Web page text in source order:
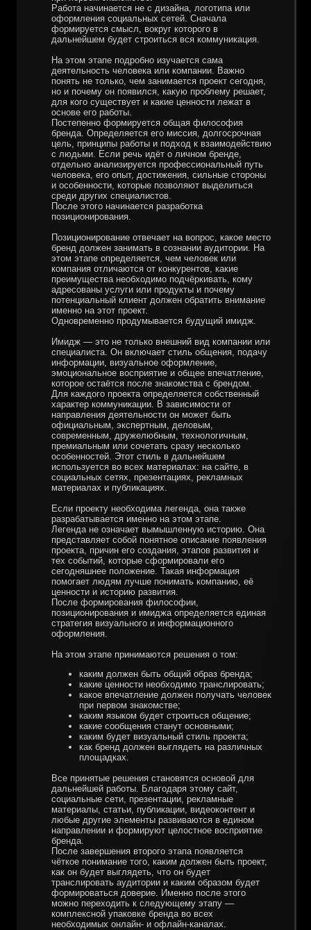
Работа начинается не с дизайна, логотипа или
оформления социальных сетей. Сначала
формируется смысл, вокруг которого в
дальнейшем будет строиться вся коммуникация.
На этом этапе подробно изучается сама
деятельность человека или компании. Важно
понять не только, чем занимается проект сегодня,
но и почему он появился, какую проблему решает,
для кого существует и какие ценности лежат в
основе его работы.
Постепенно формируется общая философия
бренда. Определяется его миссия, долгосрочная
цель, принципы работы и подход к взаимодействию
с людьми. Если речь идёт о личном бренде,
отдельно анализируется профессиональный путь
человека, его опыт, достижения, сильные стороны
и особенности, которые позволяют выделиться
среди других специалистов.
После этого начинается разработка
позиционирования.
Позиционирование отвечает на вопрос, какое место
бренд должен занимать в сознании аудитории. На
этом этапе определяется, чем человек или
компания отличаются от конкурентов, какие
преимущества необходимо подчёркивать, кому
адресованы услуги или продукты и почему
потенциальный клиент должен обратить внимание
именно на этот проект.
Одновременно продумывается будущий имидж.
Имидж — это не только внешний вид компании или
специалиста. Он включает стиль общения, подачу
информации, визуальное оформление,
эмоциональное восприятие и общее впечатление,
которое остаётся после знакомства с брендом.
Для каждого проекта определяется собственный
характер коммуникации. В зависимости от
направления деятельности он может быть
официальным, экспертным, деловым,
современным, дружелюбным, технологичным,
премиальным или сочетать сразу несколько
особенностей. Этот стиль в дальнейшем
используется во всех материалах: на сайте, в
социальных сетях, презентациях, рекламных
материалах и публикациях.
Если проекту необходима легенда, она также
разрабатывается именно на этом этапе.
Легенда не означает вымышленную историю. Она
представляет собой понятное описание появления
проекта, причин его создания, этапов развития и
тех событий, которые сформировали его
сегодняшнее положение. Такая информация
помогает людям лучше понимать компанию, её
ценности и историю развития.
После формирования философии,
позиционирования и имиджа определяется единая
стратегия визуального и информационного
оформления.
На этом этапе принимаются решения о том:
каким должен быть общий образ бренда;
какие ценности необходимо транслировать;
какое впечатление должен получать человек
при первом знакомстве;
каким языком будет строиться общение;
какие сообщения станут основными;
каким будет визуальный стиль проекта;
как бренд должен выглядеть на различных
площадках.
Все принятые решения становятся основой для
дальнейшей работы. Благодаря этому сайт,
социальные сети, презентации, рекламные
материалы, статьи, публикации, видеоконтент и
любые другие элементы развиваются в едином
направлении и формируют целостное восприятие
бренда.
После завершения второго этапа появляется
чёткое понимание того, каким должен быть проект,
как он будет выглядеть, что он будет
транслировать аудитории и каким образом будет
формироваться доверие. Именно после этого
можно переходить к следующему этапу —
комплексной упаковке бренда во всех
необходимых онлайн- и офлайн-каналах.